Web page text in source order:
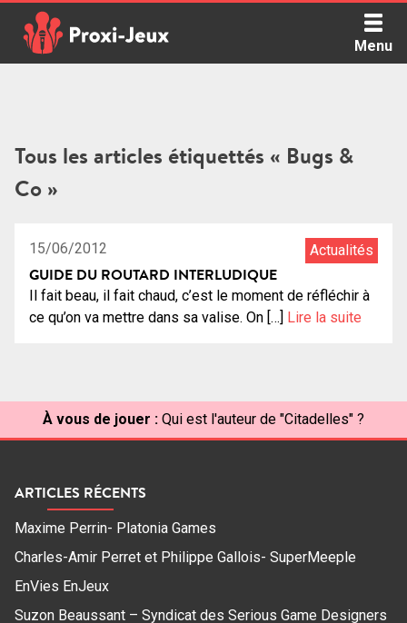
content
Menu
Tous les articles étiquettés « Bugs &
Co »
15/06/2012 Actualités
GUIDE DU ROUTARD INTERLUDIQUE
Il fait beau, il fait chaud, c’est le moment de réfléchir à
ce qu’on va mettre dans sa valise. On […] Lire la suite
À vous de jouer : Qui est l'auteur de "Citadelles" ?
ARTICLES RÉCENTS
Maxime Perrin- Platonia Games
Charles-Amir Perret et Philippe Gallois- SuperMeeple
EnVies EnJeux
Suzon Beaussant – Syndicat des Serious Game Designers